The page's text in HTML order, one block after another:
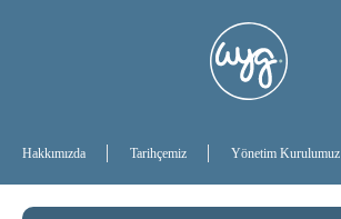
Hakkımızda Tarihçemiz Yönetim Kurulumuz